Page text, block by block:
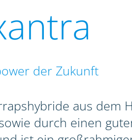
der Zukunft
aus dem
durch einen